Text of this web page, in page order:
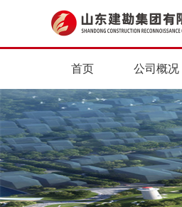
首页 公司概况